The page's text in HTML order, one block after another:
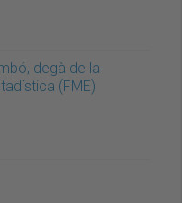
degà de la
(FME)